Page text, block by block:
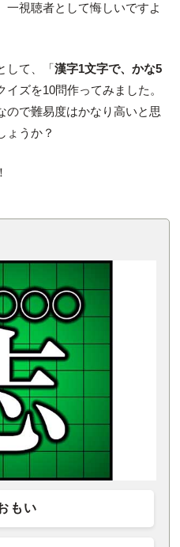
視聴者として悔しいですよ
して、「漢字1文字で、かな5
ズを10問作ってみました。
ので難易度はかなり高いと思
ょうか？
もい